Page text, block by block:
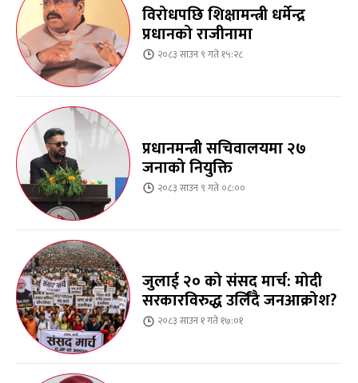
विरोधपछि शिक्षामन्त्री धर्मेन्द्र
प्रधानको राजीनामा
२०८३ साउन ९ गते १५:२८
प्रधानमन्त्री सचिवालयमा २७
जनाको नियुक्ति
२०८३ साउन ९ गते ०८:००
जुलाई २० को संसद मार्च: मोदी
सरकारविरुद्ध उर्लिंदै जनआक्रोश?
२०८३ साउन १ गते १७:०१